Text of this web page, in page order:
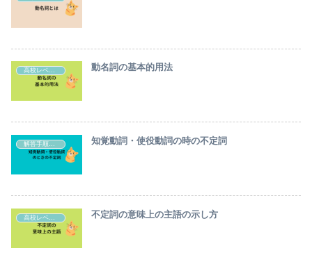
高校レベル英語の解説 動名詞の基本的用法
解答手順・テクニック 知覚動詞・使役動詞の時の不定詞
不定詞の意味上の主語の示し方